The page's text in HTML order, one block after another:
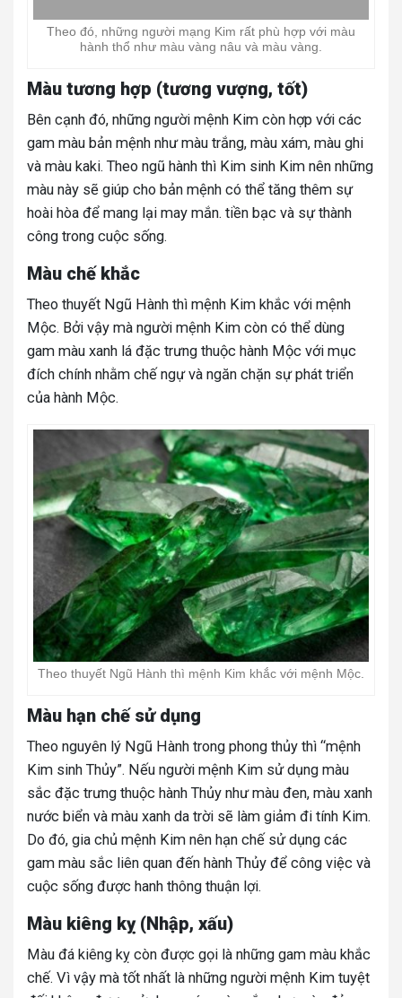
Theo đó, những người mạng Kim rất phù hợp với màu
hành thổ như màu vàng nâu và màu vàng.
Màu tương hợp (tương vượng, tốt)
Bên cạnh đó, những người mệnh Kim còn hợp với các
gam màu bản mệnh như màu trắng, màu xám, màu ghi
và màu kaki. Theo ngũ hành thì Kim sinh Kim nên những
màu này sẽ giúp cho bản mệnh có thể tăng thêm sự
hoài hòa để mang lại may mắn. tiền bạc và sự thành
công trong cuộc sống.
Màu chế khắc
Theo thuyết Ngũ Hành thì mệnh Kim khắc với mệnh
Mộc. Bởi vậy mà người mệnh Kim còn có thể dùng
gam màu xanh lá đặc trưng thuộc hành Mộc với mục
đích chính nhằm chế ngự và ngăn chặn sự phát triển
của hành Mộc.
Theo thuyết Ngũ Hành thì mệnh Kim khắc với mệnh Mộc.
Màu hạn chế sử dụng
Theo nguyên lý Ngũ Hành trong phong thủy thì “mệnh
Kim sinh Thủy”. Nếu người mệnh Kim sử dụng màu
sắc đặc trưng thuộc hành Thủy như màu đen, màu xanh
nước biển và màu xanh da trời sẽ làm giảm đi tính Kim.
Do đó, gia chủ mệnh Kim nên hạn chế sử dụng các
gam màu sắc liên quan đến hành Thủy để công việc và
cuộc sống được hanh thông thuận lợi.
Màu kiêng kỵ (Nhập, xấu)
Màu đá kiêng kỵ còn được gọi là những gam màu khắc
chế. Vì vậy mà tốt nhất là những người mệnh Kim tuyệt